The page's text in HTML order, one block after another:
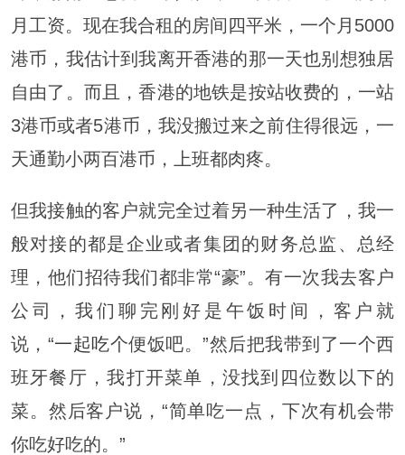
月工资。现在我合租的房间四平米，一个月5000
港币，我估计到我离开香港的那一天也别想独居
自由了。而且，香港的地铁是按站收费的，一站
3港币或者5港币，我没搬过来之前住得很远，一
天通勤小两百港币，上班都肉疼。
但我接触的客户就完全过着另一种生活了，我一
般对接的都是企业或者集团的财务总监、总经
理，他们招待我们都非常“豪”。有一次我去客户
公司，我们聊完刚好是午饭时间，客户就
说，“一起吃个便饭吧。”然后把我带到了一个西
班牙餐厅，我打开菜单，没找到四位数以下的
菜。然后客户说，“简单吃一点，下次有机会带
你吃好吃的。”